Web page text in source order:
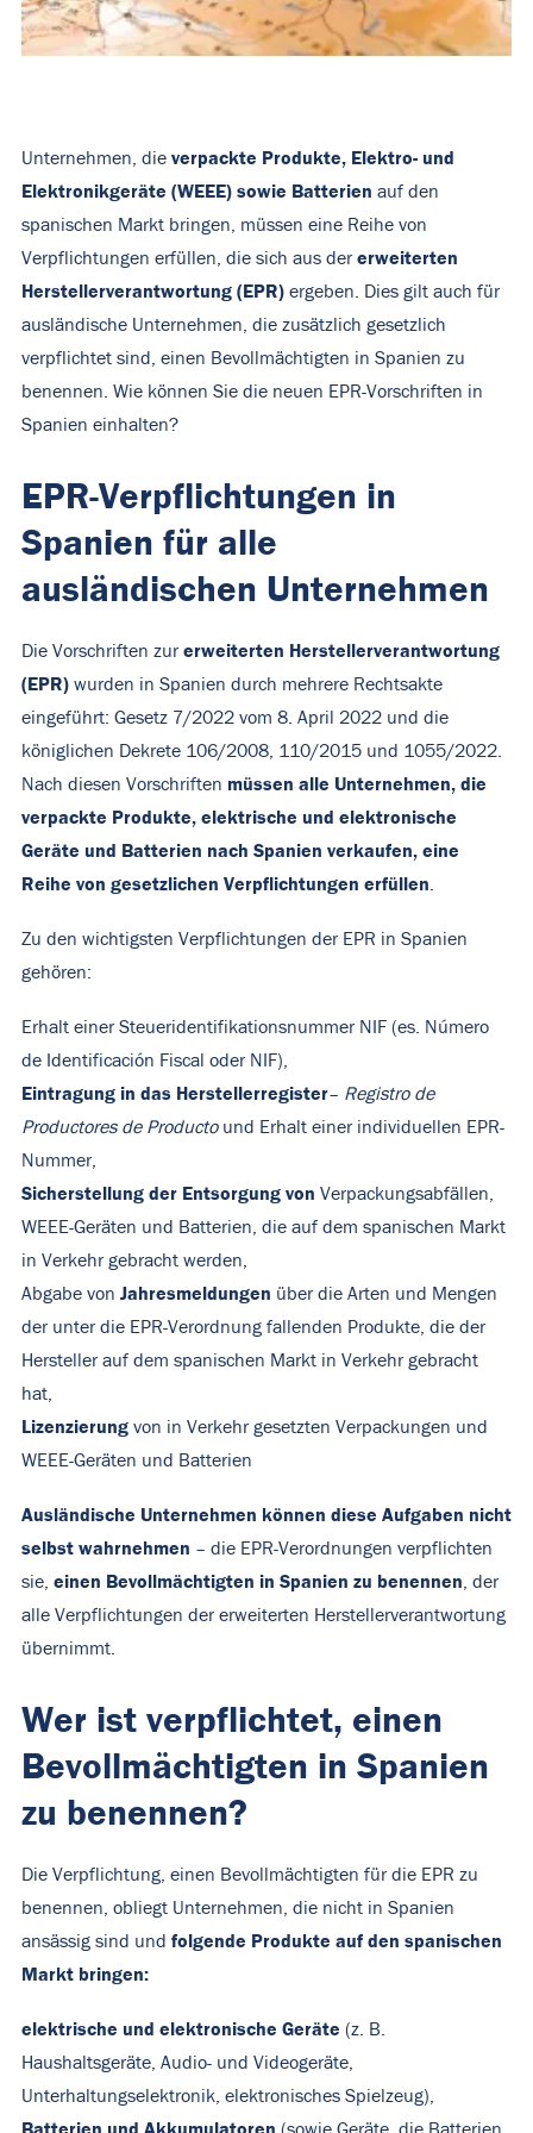
Unternehmen, die verpackte Produkte, Elektro- und
Elektronikgeräte (WEEE) sowie Batterien auf den
spanischen Markt bringen, müssen eine Reihe von
Verpflichtungen erfüllen, die sich aus dererweiterten
Herstellerverantwortung (EPR) ergeben. Dies gilt auch für
ausländische Unternehmen, die zusätzlich gesetzlich
verpflichtet sind, einen Bevollmächtigten in Spanien zu
benennen. Wie können Sie die neuen EPR-Vorschriften in
Spanien einhalten?
EPR-Verpflichtungen in
Spanien für alle
ausländischen Unternehmen
Die Vorschriften zurerweiterten Herstellerverantwortung
(EPR) wurden in Spanien durch mehrere Rechtsakte
eingeführt: Gesetz 7/2022 vom 8. April 2022 und die
königlichen Dekrete 106/2008, 110/2015 und 1055/2022.
Nach diesen Vorschriften müssen alle Unternehmen, die
verpackte Produkte, elektrische und elektronische
Geräte und Batterien nach Spanien verkaufen, eine
Reihe von gesetzlichen Verpflichtungen erfüllen
Zu den wichtigsten Verpflichtungen der EPR in Spanien
gehören:
Erhalt einer Steueridentifikationsnummer NIF (es. Número
de Identificación Fiscal oder NIF),
Eintragung in das Herstellerregister– Registro de
Productores de Productound Erhalt einer individuellen EPR-
Nummer,
Sicherstellung der Entsorgung von Verpackungsabfällen,
WEEE-Geräten und Batterien, die auf dem spanischen Markt
in Verkehr gebracht werden,
Abgabe von Jahresmeldungen über die Arten und Mengen
der unter die EPR-Verordnung fallenden Produkte, die der
Hersteller auf dem spanischen Markt in Verkehr gebracht
hat,
Lizenzierung von in Verkehr gesetzten Verpackungen und
WEEE-Geräten und Batterien
Ausländische Unternehmen können diese Aufgaben nicht
selbst wahrnehmen – die EPR-Verordnungen verpflichten
sie, einen Bevollmächtigten in Spanien zu benennen , der
alle Verpflichtungen der erweiterten Herstellerverantwortung
übernimmt.
Wer ist verpflichtet, einen
Bevollmächtigten in Spanien
zu benennen?
Die Verpflichtung, einen Bevollmächtigten für die EPR zu
benennen, obliegt Unternehmen, die nicht in Spanien
ansässig sind und folgende Produkte auf den spanischen
Markt bringen:
elektrische und elektronische Geräte (z. B.
Haushaltsgeräte, Audio- und Videogeräte,
Unterhaltungselektronik, elektronisches Spielzeug),
Batterien und Akkumulatoren